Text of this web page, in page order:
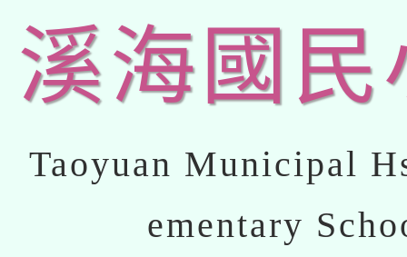
溪海國民
Taoyuan Municipal
ementary